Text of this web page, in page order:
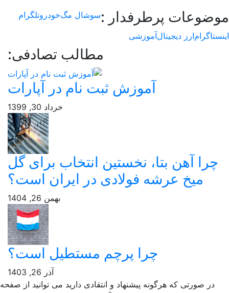
پرطرفدار : سوشال مگخودروتلگرام
ارز دیجیتالآموزشی
مطالب تصادفی:
آموزش ثبت نام در آپارات
خرداد 30, 1399
آهن بتا، نخستین انتخاب برای گل
میخ عرشه فولادی در ایران است؟
بهمن 26, 1404
چرا پرچم مستطیل است؟
صورتی که هرگونه پیشنهاد و انتقادی دارید می توانید از صفحه